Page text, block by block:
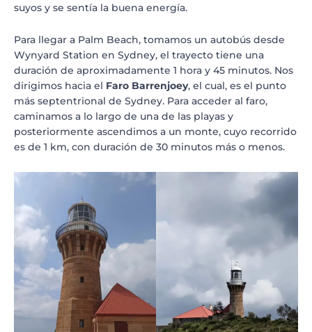
suyos y se sentía la buena energía.
Para llegar a Palm Beach, tomamos un autobús desde
Wynyard Station en Sydney, el trayecto tiene una
duración de aproximadamente 1 hora y 45 minutos. Nos
dirigimos hacia el Faro Barrenjoey, el cual, es el punto
más septentrional de Sydney. Para acceder al faro,
caminamos a lo largo de una de las playas y
posteriormente ascendimos a un monte, cuyo recorrido
es de 1 km, con duración de 30 minutos más o menos.